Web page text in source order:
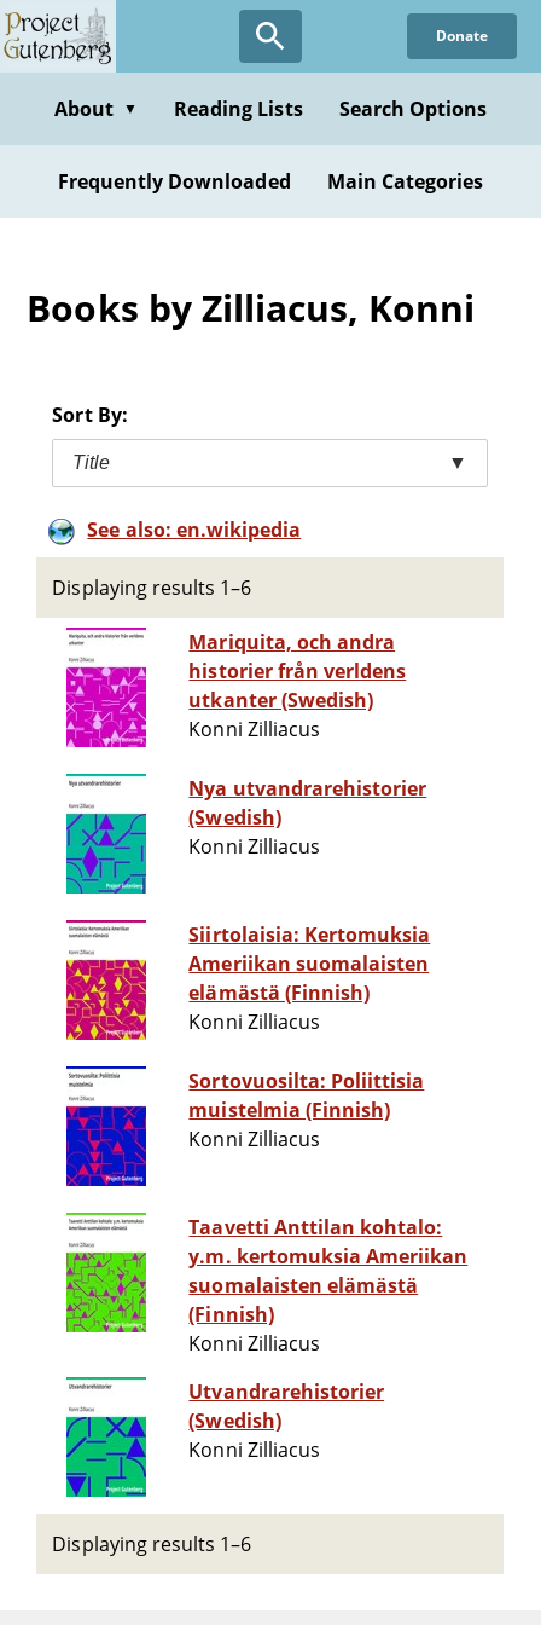
Skip
to
content
Donate
About ▼ Reading Lists Search Options
Frequently Downloaded Main Categories
Books by Zilliacus, Konni
Sort By:
Title ▼
See also: en.wikipedia
Displaying results 1–6
Mariquita, och andra
historier från verldens
utkanter (Swedish)
Konni Zilliacus
Nya utvandrarehistorier
(Swedish)
Konni Zilliacus
Siirtolaisia: Kertomuksia
Ameriikan suomalaisten
elämästä (Finnish)
Konni Zilliacus
Sortovuosilta: Poliittisia
muistelmia (Finnish)
Konni Zilliacus
Taavetti Anttilan kohtalo:
y.m. kertomuksia Ameriikan
suomalaisten elämästä
(Finnish)
Konni Zilliacus
Utvandrarehistorier
(Swedish)
Konni Zilliacus
Displaying results 1–6